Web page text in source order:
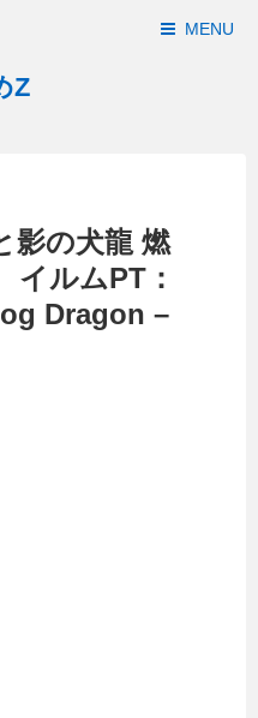
MENU
Z
影の犬龍 燃
ルムPT：
Dragon –